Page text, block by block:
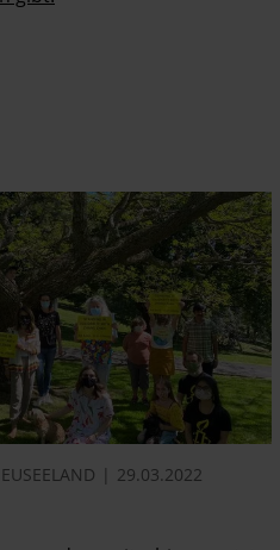
29.03.2022